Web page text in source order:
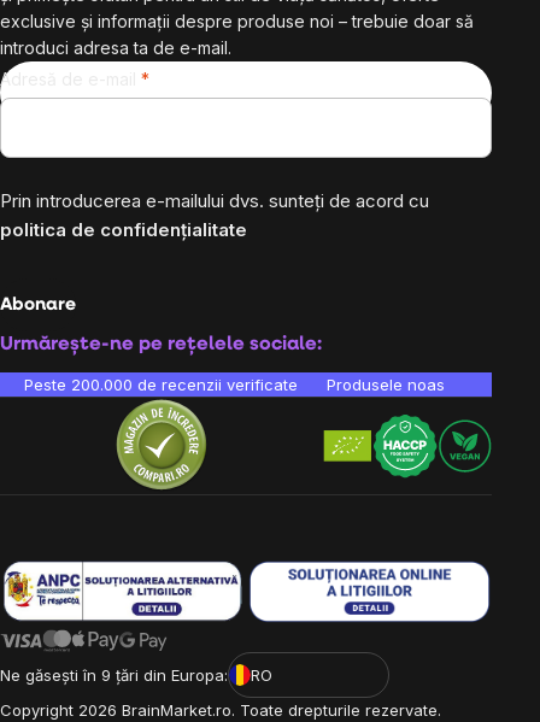
exclusive și informații despre produse noi – trebuie doar să
introduci adresa ta de e-mail.
Adresă de e-mail
Prin introducerea e-mailului dvs. sunteți de acord cu
politica de confidențialitate
Abonare
Urmărește-ne pe rețelele sociale:
Peste 200.000 de recenzii verificate Produsele noastre sunt
Ne găsești în 9 țări din Europa:
RO
Copyright 2026 BrainMarket.ro. Toate drepturile rezervate.